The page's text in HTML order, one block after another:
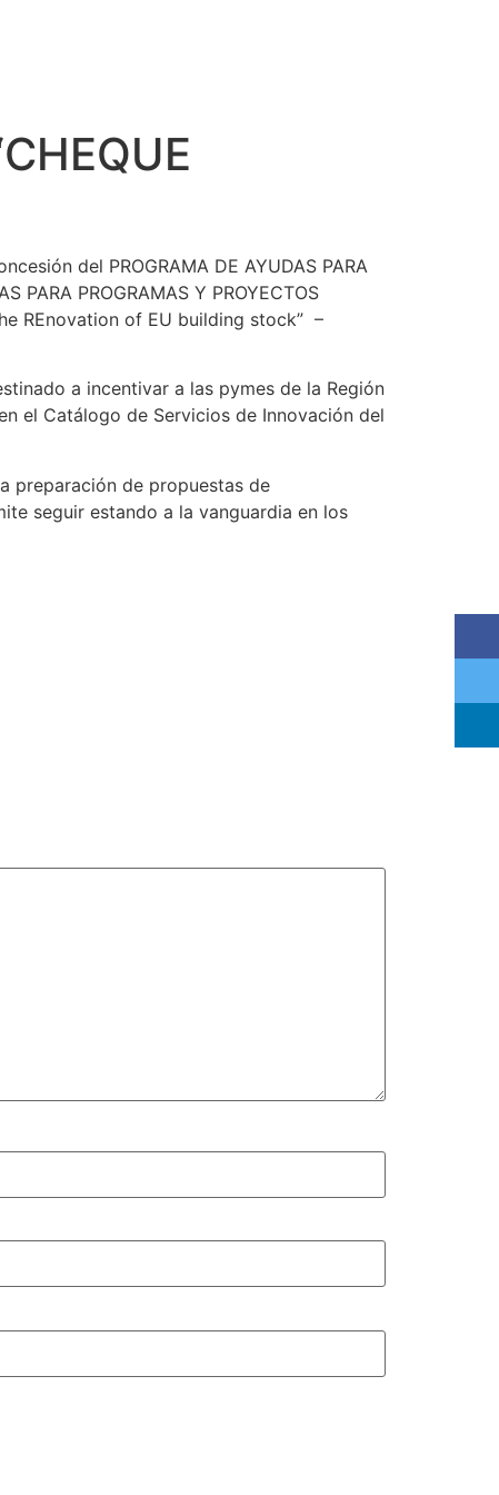
del PROGRAMA DE AYUDAS PARA
PARA PROGRAMAS Y PROYECTOS
REnovation of EU building stock” –
a incentivar a las pymes de la Región
el Catálogo de Servicios de Innovación del
preparación de propuestas de
seguir estando a la vanguardia en los